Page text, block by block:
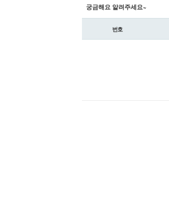
궁금해요 알려주세요~
번호